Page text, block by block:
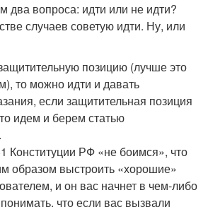
вопроса: идти или не идти?
случаев советую идти. Ну, или
позицию (лучше это
то можно идти и давать
если защитительная позиция
идем и берем статью
Конституции РФ «не боимся», что
образом выстроить «хорошие»
и он вас начнет в чем-либо
что если вас вызвали